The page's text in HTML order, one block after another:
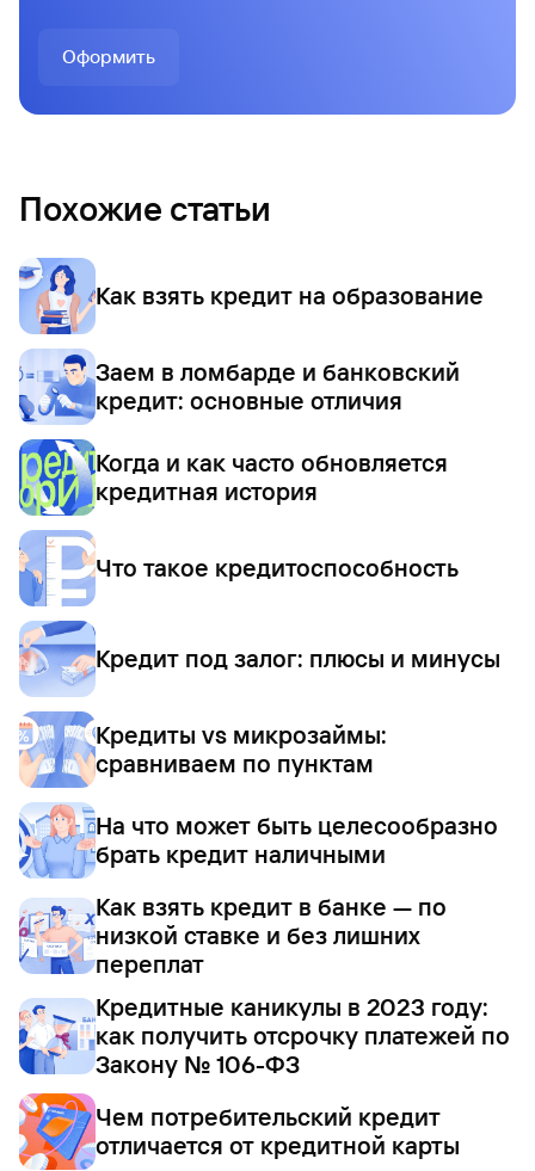
Оформить
Похожие статьи
Как взять кредит на образование
Заем в ломбарде и банковский
кредит: основные отличия
Когда и как часто обновляется
кредитная история
Что такое кредитоспособность
Кредит под залог: плюсы и минусы
Кредиты vs микрозаймы:
сравниваем по пунктам
На что может быть целесообразно
брать кредит наличными
Как взять кредит в банке — по
низкой ставке и без лишних
переплат
Кредитные каникулы в 2023 году:
как получить отсрочку платежей по
Закону № 106-ФЗ
Чем потребительский кредит
отличается от кредитной карты